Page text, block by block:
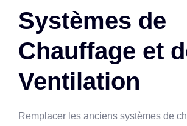
Systèmes de
Chauffage et
Ventilation
Remplacer les anciens systèmes de